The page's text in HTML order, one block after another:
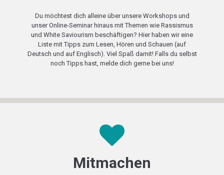
Du möchtest dich alleine über unsere Workshops und
unser Online-Seminar hinaus mit Themen wie Rassismus
und White Saviourism beschäftigen? Hier haben wir eine
Liste mit Tipps zum Lesen, Hören und Schauen (auf
Deutsch und auf Englisch). Viel Spaß damit! Falls du selbst
noch Tipps hast, melde dich gerne bei uns!
Mitmachen